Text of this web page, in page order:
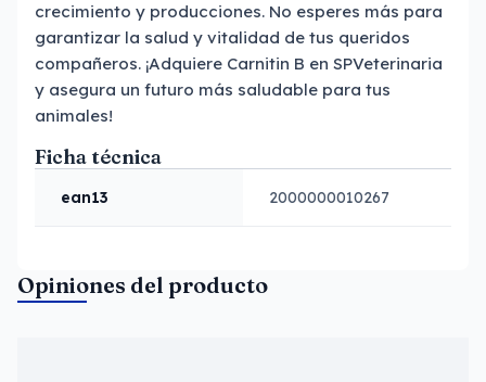
crecimiento y producciones. No esperes más para
garantizar la salud y vitalidad de tus queridos
compañeros. ¡Adquiere Carnitin B en SPVeterinaria
y asegura un futuro más saludable para tus
animales!
Ficha técnica
ean13 2000000010267
Opiniones del producto